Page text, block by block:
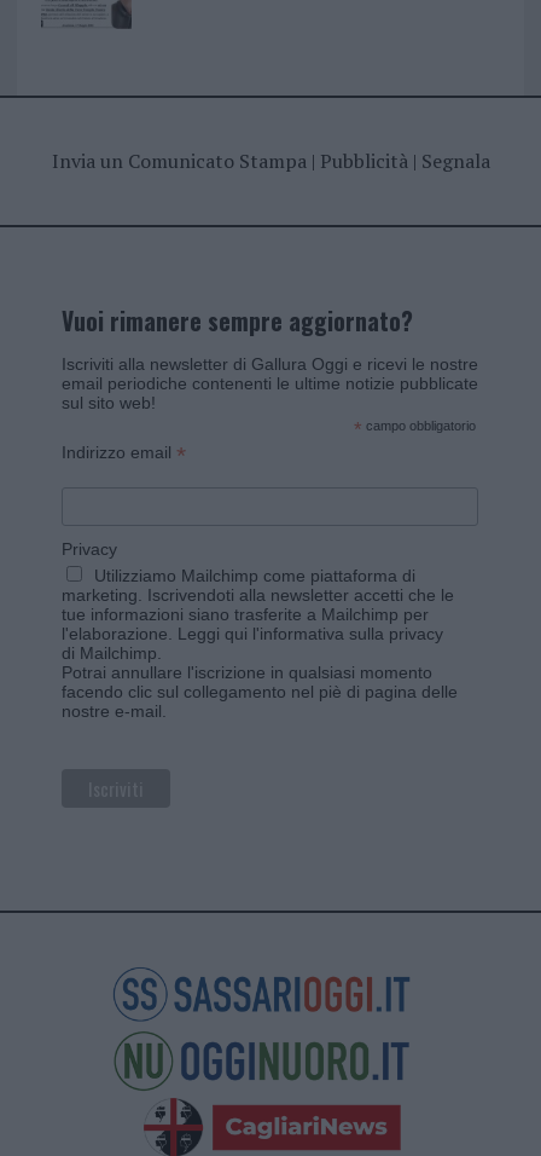
Invia un Comunicato Stampa| Pubblicità| Segnala
Vuoi rimanere sempre aggiornato?
Iscriviti alla newsletter di Gallura Oggi e ricevi le nostre
email periodiche contenenti le ultime notizie pubblicate
sul sito web!
* campo obbligatorio
Indirizzo email *
Privacy
Utilizziamo Mailchimp come piattaforma di
marketing. Iscrivendoti alla newsletter accetti che le
tue informazioni siano trasferite a Mailchimp per
l'elaborazione. Leggi qui l'informativa sulla privacy
di Mailchimp
Potrai annullare l'iscrizione in qualsiasi momento
facendo clic sul collegamento nel piè di pagina delle
nostre e-mail.